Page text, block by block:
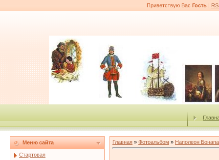
Приветствую Вас Гость |
Меню сайта
Стартовая
Главная » Фотоальбом » Наполеон